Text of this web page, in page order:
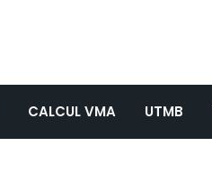
CALCUL VMA UTMB